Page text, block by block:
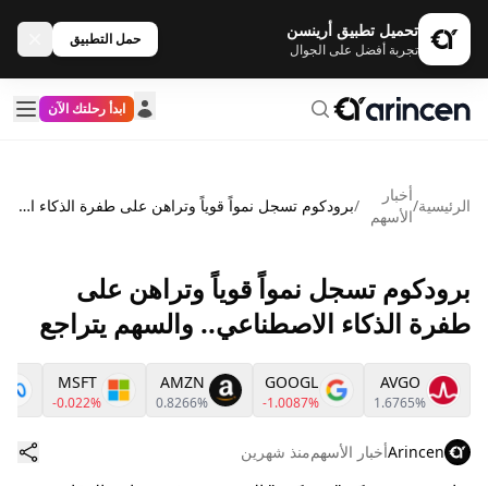
تحميل تطبيق أرينسن
تجربة أفضل على الجوال
حمل التطبيق
ابدأ رحلتك الآن
الرئيسية/
أخبار
الأسهم
/ برودكوم تسجل نمواً قوياً وتراهن على طفرة الذكاء الاصطناعي.. والسهم يتراجع
برودكوم تسجل نمواً قوياً وتراهن على
طفرة الذكاء الاصطناعي.. والسهم يتراجع
AVGO
1.6765%
GOOGL
-1.0087%
AMZN
0.8266%
MSFT
-0.022%
Arincenأخبار الأسهممنذ شهرين